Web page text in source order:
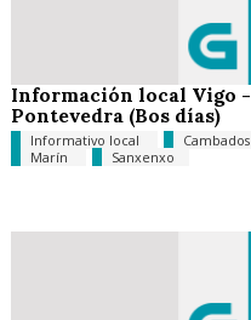
Información local Vigo -
Pontevedra (Bos días)
Informativo local
Cambados
Marín
Sanxenxo